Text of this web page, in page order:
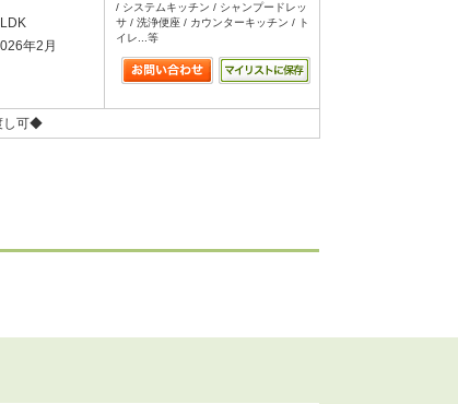
年2月
/ システムキッチン / シャンプードレッ
サ / 洗浄便座 / カウンターキッチン / ト
イレ...等
し可◆